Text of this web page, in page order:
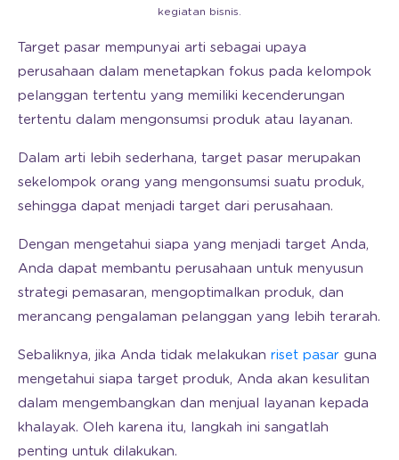
kegiatan bisnis.
Target pasar mempunyai arti sebagai upaya
perusahaan dalam menetapkan fokus pada kelompok
pelanggan tertentu yang memiliki kecenderungan
tertentu dalam mengonsumsi produk atau layanan.
Dalam arti lebih sederhana, target pasar merupakan
sekelompok orang yang mengonsumsi suatu produk,
sehingga dapat menjadi target dari perusahaan.
Dengan mengetahui siapa yang menjadi target Anda,
Anda dapat membantu perusahaan untuk menyusun
strategi pemasaran, mengoptimalkan produk, dan
merancang pengalaman pelanggan yang lebih terarah.
Sebaliknya, jika Anda tidak melakukan riset pasar guna
mengetahui siapa target produk, Anda akan kesulitan
dalam mengembangkan dan menjual layanan kepada
khalayak. Oleh karena itu, langkah ini sangatlah
penting untuk dilakukan.